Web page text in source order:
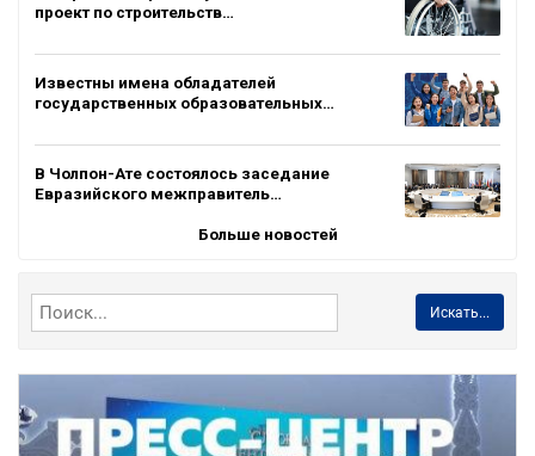
проект по строительств…
Известны имена обладателей
государственных образовательных…
В Чолпон-Ате состоялось заседание
Евразийского межправитель…
Больше новостей
Искать...